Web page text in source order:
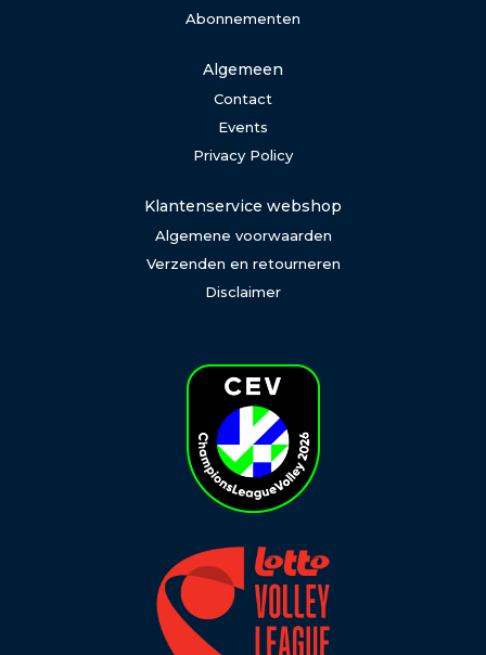
Abonnementen
Algemeen
Contact
Events
Privacy Policy
Klantenservice webshop
Algemene voorwaarden
Verzenden en retourneren
Disclaimer